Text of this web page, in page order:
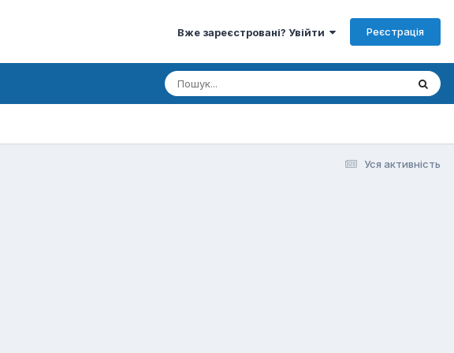
Вже зареєстровані? Увійти Реєстрація
Уся активність